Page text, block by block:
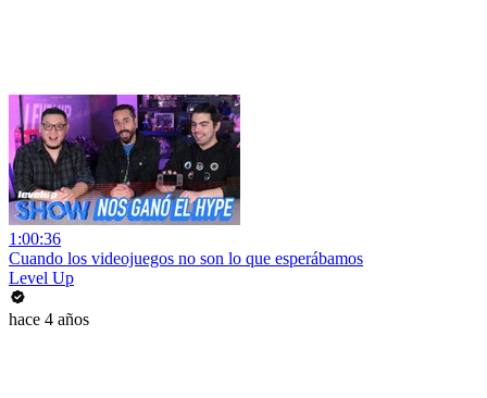
1:00:36
Cuando los videojuegos no son lo que esperábamos
Level Up
hace 4 años